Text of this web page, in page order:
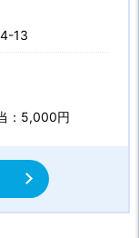
13
：5,000円